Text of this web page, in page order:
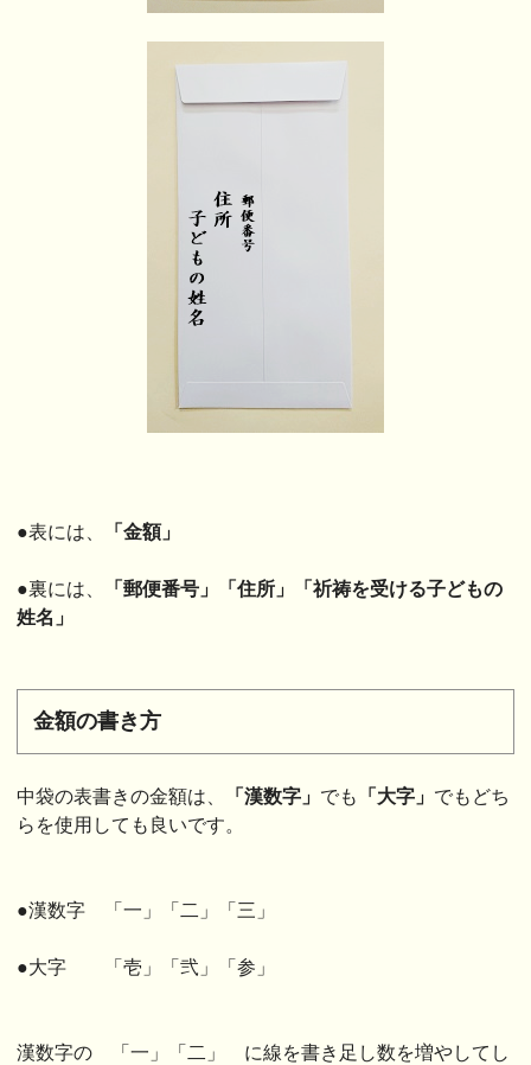
●表には、 「金額」
●裏には、
「郵便番号」「住所」「祈祷を受ける子どもの
姓名」
金額の書き方
中袋の表書きの金額は、 「漢数字」 でも 「大字」 でもどち
らを使用しても良いです。
●漢数字 「一」「二」「三」
●大字 「壱」「弐」「参」
漢数字の 「一」「二」 に線を書き足し数を増やしてし